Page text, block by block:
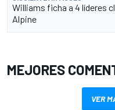
Williams ficha a 4 líderes
Alpine
MEJORES
VER